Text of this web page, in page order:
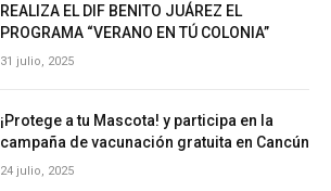
REALIZA EL DIF BENITO JUÁREZ EL
PROGRAMA “VERANO EN TÚ COLONIA”
31 julio, 2025
¡Protege a tu Mascota! y participa en la
campaña de vacunación gratuita en Cancún
24 julio, 2025